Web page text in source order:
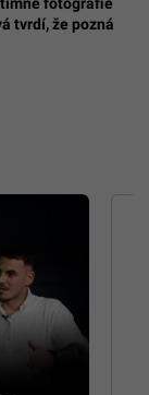
tvrdí, že pozná